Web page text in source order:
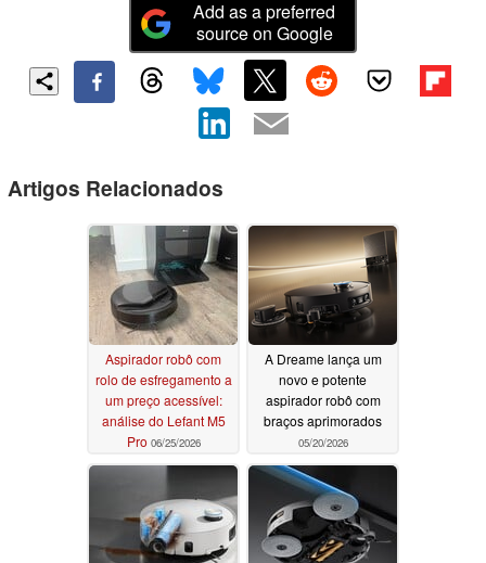
Add as a preferred
source on Google
Artigos Relacionados
Aspirador robô com
rolo de esfregamento a
um preço acessível:
análise do Lefant M5
Pro 06/25/2026
A Dreame lança um
novo e potente
aspirador robô com
braços aprimorados
05/20/2026